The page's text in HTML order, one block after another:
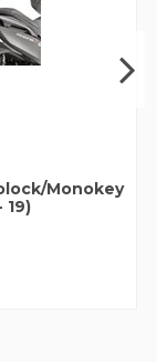
Monokey
19)